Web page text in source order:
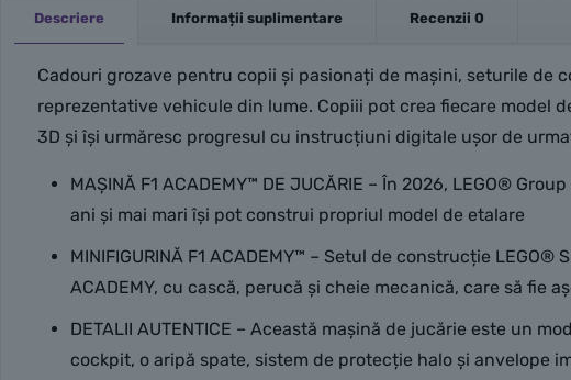
Descriere Informații suplimentare Recenzii 0
Cadouri grozave pentru copii și pasionați de mașini, seturile de
reprezentative vehicule din lume. Copiii pot crea fiecare model
3D și își urmăresc progresul cu instrucțiuni digitale ușor de
MAȘINĂ F1 ACADEMY™ DE JUCĂRIE – În 2026, LEGO®
ani și mai mari își pot construi propriul model de etalare
MINIFIGURINĂ F1 ACADEMY™ – Setul de construcție
ACADEMY, cu cască, perucă și cheie mecanică, care să fie
DETALII AUTENTICE – Această mașină de jucărie este un
cockpit, o aripă spate, sistem de protecție halo și anvelope